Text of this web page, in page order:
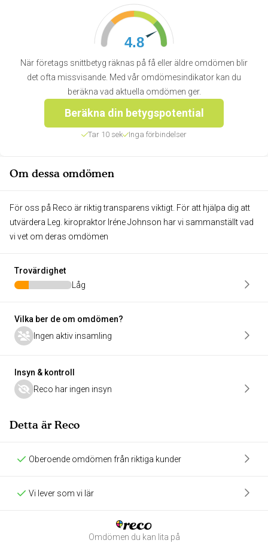
4.8
När företags snittbetyg räknas på få eller äldre omdömen blir
det ofta missvisande. Med vår omdömesindikator kan du
beräkna vad aktuella omdömen ger.
Beräkna din betygspotential
Tar 10 sek Inga förbindelser
Om dessa omdömen
För oss på Reco är riktig transparens viktigt. För att hjälpa dig att
utvärdera Leg. kiropraktor Iréne Johnson har vi sammanställt vad
vi vet om deras omdömen
Trovärdighet
Låg
Vilka ber de om omdömen?
Ingen aktiv insamling
Insyn & kontroll
Reco har ingen insyn
Detta är Reco
Oberoende omdömen från riktiga kunder
Vi lever som vi lär
Omdömen du kan lita på